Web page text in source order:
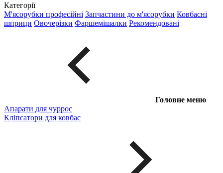
Категорії
М'ясорубки професійні Запчастини до м'ясорубки Ковбасні
шприци Овочерізки Фаршемішалки Рекомендовані
Головне меню
Апарати для чуррос
Кліпсатори для ковбас